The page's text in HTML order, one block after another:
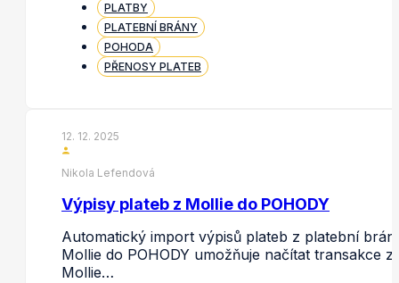
PLATBY
PLATEBNÍ BRÁNY
POHODA
PŘENOSY PLATEB
12. 12. 2025
Nikola Lefendová
Výpisy plateb z Mollie do POHODY
Automatický import výpisů plateb z platební
Mollie do POHODY umožňuje načítat transakce z
Mollie…